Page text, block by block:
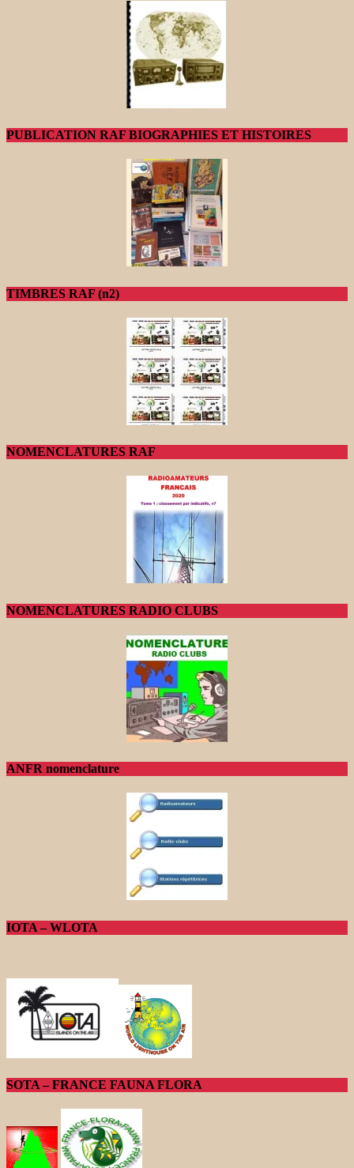
PUBLICATION RAF BIOGRAPHIES ET HISTOIRES
TIMBRES RAF (n2)
NOMENCLATURES RAF
NOMENCLATURES RADIO CLUBS
ANFR nomenclature
IOTA – WLOTA
SOTA – FRANCE FAUNA FLORA